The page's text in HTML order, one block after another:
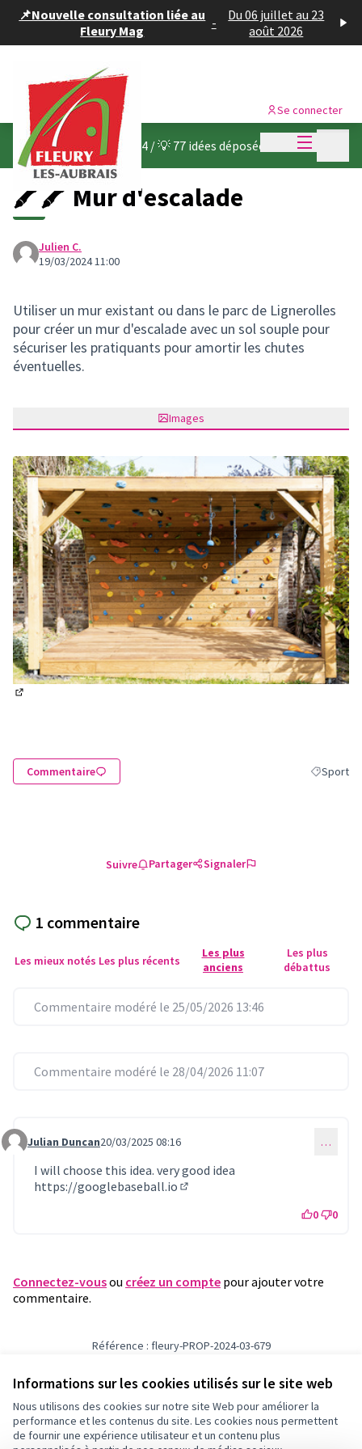
Informations sur les cookies utilisés sur le site web
Nous utilisons des cookies sur notre site Web pour améliorer la
performance et les contenus du site. Les cookies nous permettent
de fournir une expérience utilisateur et un contenu plus
📌Nouvelle consultation liée au
Fleury Mag
-
Du 06 juillet au 23
août 2026
Menu
Se connecter
Budget participatif 2024 /💡 77 idées déposées
🖍🖍 Mur d'escalade
Julien C.
19/03/2024 11:00
Utiliser un mur existant ou dans le parc de Lignerolles
pour créer un mur d'escalade avec un sol souple pour
sécuriser les pratiquants pour amortir les chutes
éventuelles.
Images
Commentaire Filtrer les
Sport
Suivre Partager Signaler
1 commentaire
Les mieux notés Les plus récents
Les plus
anciens
Les plus
débattus
Commentaire modéré le 25/05/2026 13:46
Commentaire modéré le 28/04/2026 11:07
Commentaire 1037
Julian Duncan20/03/2025 08:16 …
I will choose this idea. very good idea
https://googlebaseball.io
0 0
Connectez-vousou créez un compte pour ajouter votre
commentaire.
Référence : fleury-PROP-2024-03-679
Vérifiez l'empreinte numérique
Conditions d'utilisation
Paramètres des cookies
Panneau de gestion des cookies